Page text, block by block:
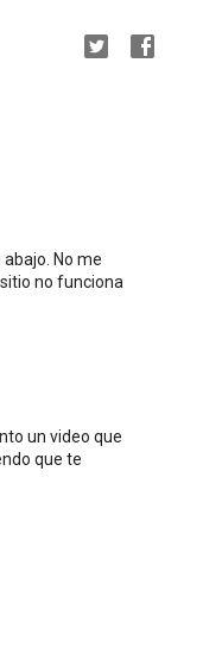
No me
no funciona
un video que
que te